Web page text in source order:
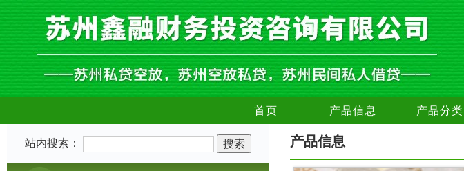
首页 产品信息 产品分类
站内搜索： 产品信息